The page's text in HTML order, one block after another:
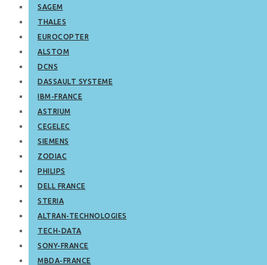
SAGEM
THALES
EUROCOPTER
ALSTOM
DCNS
DASSAULT SYSTEME
IBM-FRANCE
ASTRIUM
CEGELEC
SIEMENS
ZODIAC
PHILIPS
DELL FRANCE
STERIA
ALTRAN-TECHNOLOGIES
TECH-DATA
SONY-FRANCE
MBDA-FRANCE